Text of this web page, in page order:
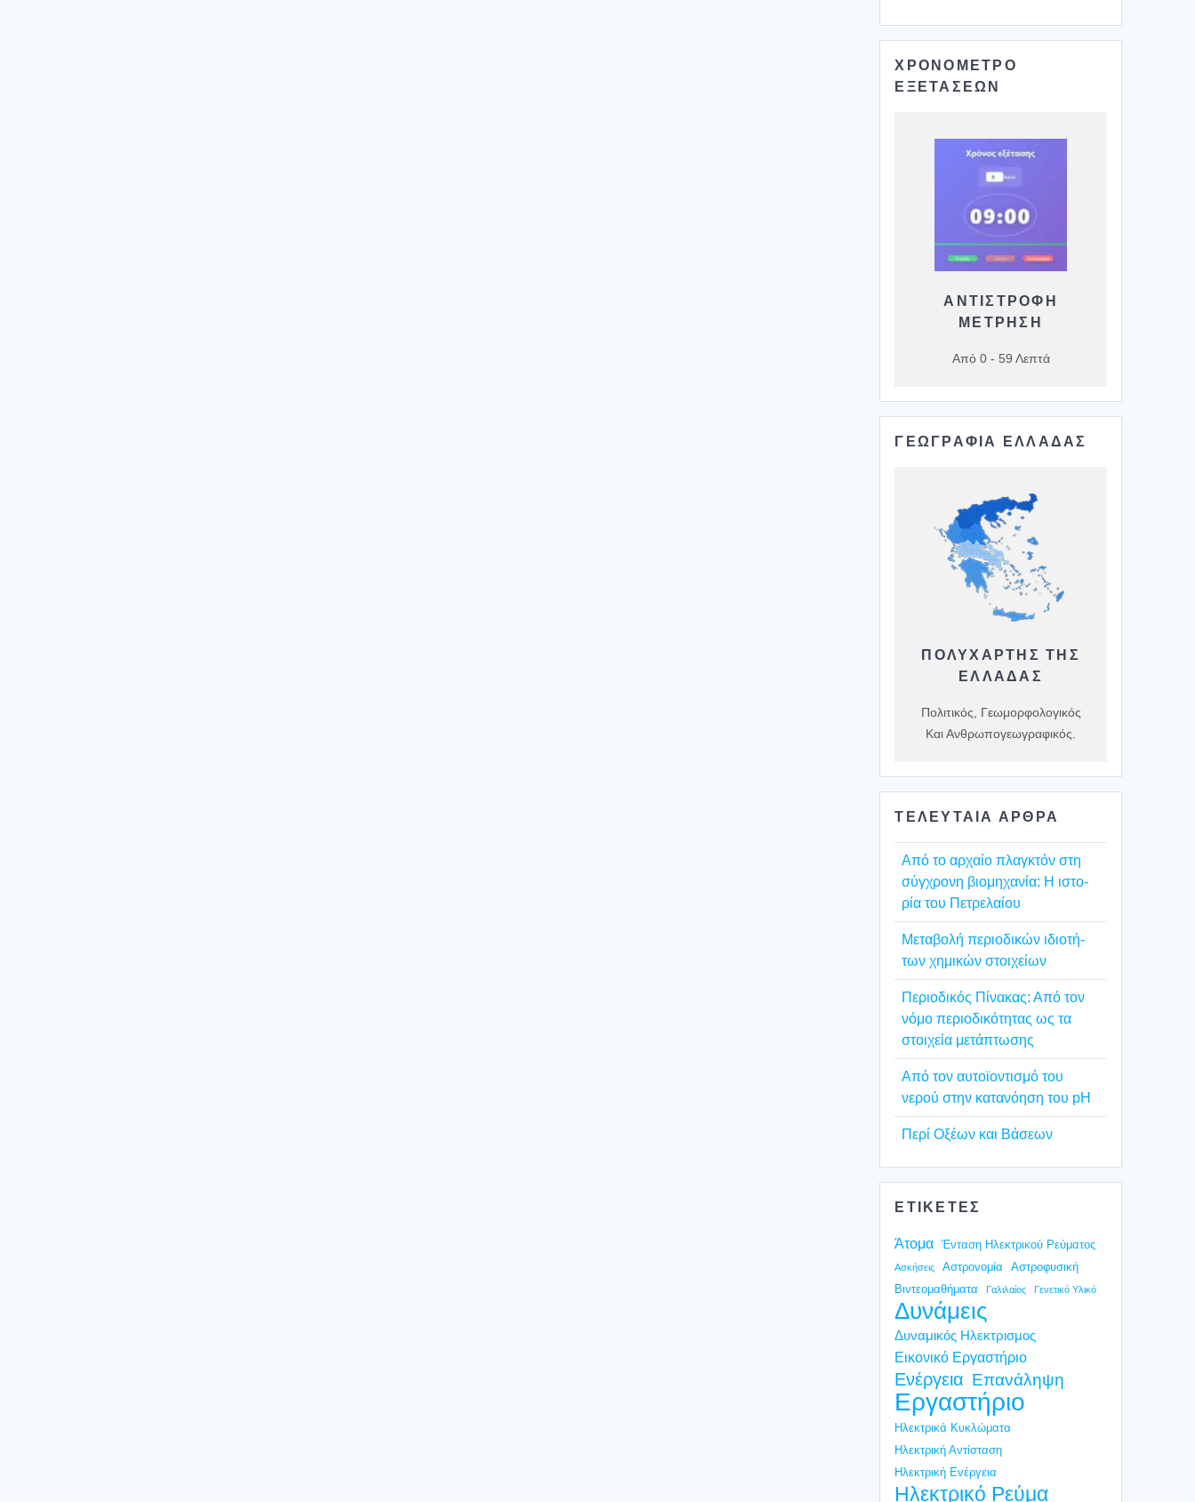
ΧΡΟΝΟΜΕΤΡΟ
ΕΞΕΤΑΣΕΩΝ
ΑΝΤΙΣΤΡΟΦΗ
ΜΕΤΡΗΣΗ
Από 0 - 59 Λεπτά
ΓΕΩΓΡΑΦΙΑ ΕΛΛΑΔΑΣ
ΠΟΛΥΧΆΡΤΗΣ ΤΗΣ
ΕΛΛΆΔΑΣ
Πολιτικός, Γεωμορφολογικός
Και Ανθρωπογεωγραφικός.
ΤΕΛΕΥΤΑΙΑ ΑΡΘΡΑ
Από το αρχαίο πλαγ­κτόν στη
σύγ­χρο­νη βιο­μη­χα­νία: Η ιστο­
ρία του Πετρε­λαί­ου
Mετα­βο­λή περιο­δι­κών ιδιο­τή­
των χημι­κών στοι­χεί­ων
Περιο­δι­κός Πίνα­κας: Από τον
νόμο περιο­δι­κό­τη­τας ως τα
στοι­χεία μετά­πτω­σης
Από τον αυτοϊ­ο­ντι­σμό του
νερού στην κατα­νό­η­ση του pH
Περί Οξέ­ων και Βάσε­ων
ΕΤΙΚΕΤΕΣ
Άτομα Ένταση Ηλεκτρικού Ρεύματος
Ασκήσεις Αστρονομία
Αστροφυσική
Βιντεομαθήματα
Γαλιλαίος Γενετικό Υλικό
Δυνάμεις
Δυναμικός Ηλεκτρισμος
Εικονικό Εργαστήριο
Ενέργεια Επανάληψη
Εργαστήριο
Ηλεκτρικά Κυκλώματα
Ηλεκτρική Αντίσταση
Ηλεκτρική Ενέργεια
Ηλεκτρικό Ρεύμα